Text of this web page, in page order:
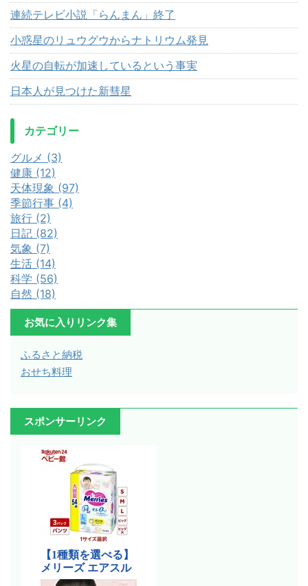
連続テレビ小説「らんまん」終了
小惑星のリュウグウからナトリウム発見
火星の自転が加速しているという事実
日本人が見つけた新彗星
カテゴリー
グルメ (3)
健康 (12)
天体現象 (97)
季節行事 (4)
旅行 (2)
日記 (82)
気象 (7)
生活 (14)
科学 (56)
自然 (18)
お気に入りリンク集
ふるさと納税
おせち料理
スポンサーリンク